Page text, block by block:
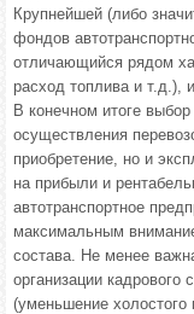
Крупнейшей (либо
фондов
отличающийся рядом
расход топлива и т.д.),
В конечном итоге
осуществления
приобретение, но и
на прибыли и
автотранспортное
максимальным
состава. Не менее
организации кадрового
(уменьшение холостого